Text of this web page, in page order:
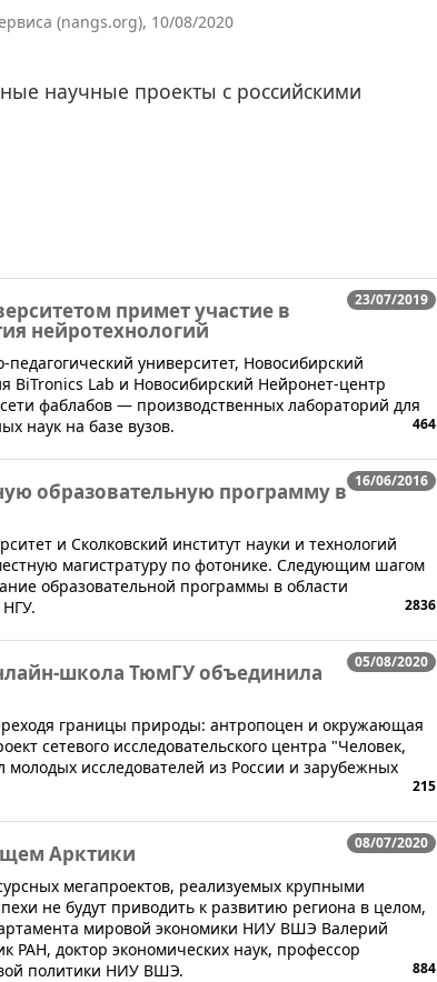
(nangs.org), 10/08/2020
научные проекты с российскими
23/07/2019
примет участие в
нейротехнологий
университет, Новосибирский
BiTronics Lab и Новосибирский Нейронет-центр
фаблабов — производственных лабораторий для
наук на базе вузов.
464
16/06/2016
образовательную программу в
и Сколковский институт науки и технологий
магистратуру по фотонике. Следующим шагом
образовательной программы в области
2836
05/08/2020
школа ТюмГУ объединила
границы природы: антропоцен и окружающая
сетевого исследовательского центра "Человек,
исследователей из России и зарубежных
215
08/07/2020
Арктики
мегапроектов, реализуемых крупными
не будут приводить к развитию региона в целом,
мировой экономики НИУ ВШЭ Валерий
РАН, доктор экономических наук, профессор
политики НИУ ВШЭ.
884